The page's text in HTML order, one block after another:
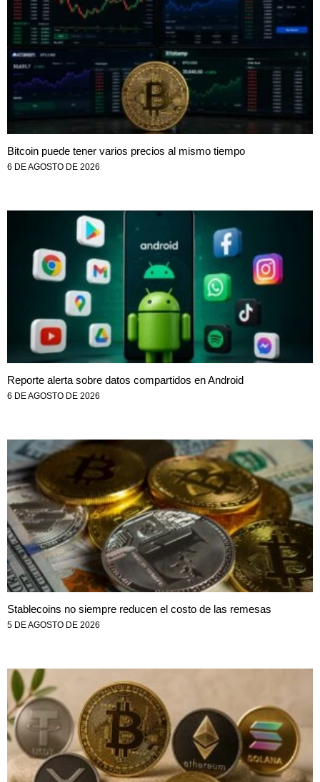
Bitcoin puede tener varios precios al mismo tiempo
6 DE AGOSTO DE 2026
Reporte alerta sobre datos compartidos en Android
6 DE AGOSTO DE 2026
Stablecoins no siempre reducen el costo de las remesas
5 DE AGOSTO DE 2026